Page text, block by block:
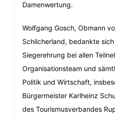
Damenwertung.
Wolfgang Gosch, Obmann
Schilcherland, bedankte
Siegerehrung bei allen
Organisationsteam und
Politik und Wirtschaft,
Bürgermeister Karlheinz
des Tourismusverbandes